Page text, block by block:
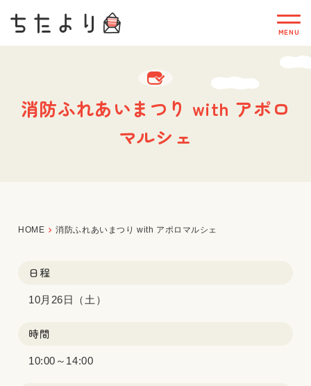
消防ふれあいまつり with アポロ
マルシェ
HOME 消防ふれあいまつり with アポロマルシェ
日程
10月26日（土）
時間
10:00～14:00